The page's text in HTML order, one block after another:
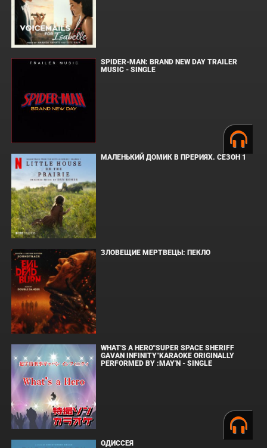
SPIDER-MAN: BRAND NEW DAY TRAILER
MUSIC - SINGLE
МАЛЕНЬКИЙ ДОМИК В ПРЕРИЯХ. СЕЗОН 1
ЗЛОВЕЩИЕ МЕРТВЕЦЫ: ПЕКЛО
WHAT'S A HERO"SUPER SPACE SHERIFF
GAVAN INFINITY"KARAOKE ORIGINALLY
PERFORMED BY :MAY'N - SINGLE
ОДИССЕЯ